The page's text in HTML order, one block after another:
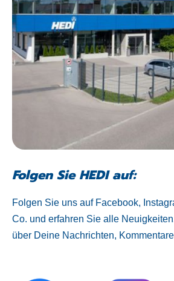
Folgen Sie HEDI auf:
Folgen Sie uns auf Facebook,
Co. und erfahren Sie alle
über Deine Nachrichten,